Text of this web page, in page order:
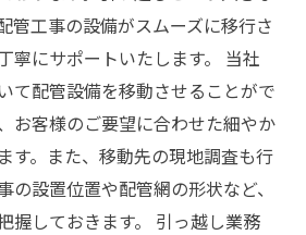
管工事の設備がスムーズに移行さ
寧にサポートいたします。 当社
て配管設備を移動させることがで
お客様のご要望に合わせた細やか
す。また、移動先の現地調査も行
の設置位置や配管網の形状など、
握しておきます。 引っ越し業務